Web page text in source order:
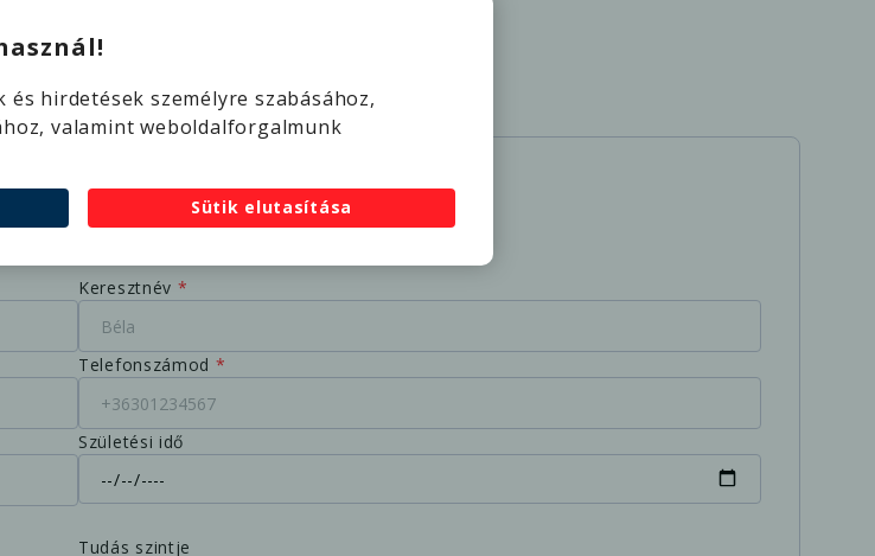
hirdetések személyre szabásához,
valamint weboldalforgalmunk
Sütik elutasítása
Keresztnév *
Telefonszámod *
Születési idő
Tudás szintje